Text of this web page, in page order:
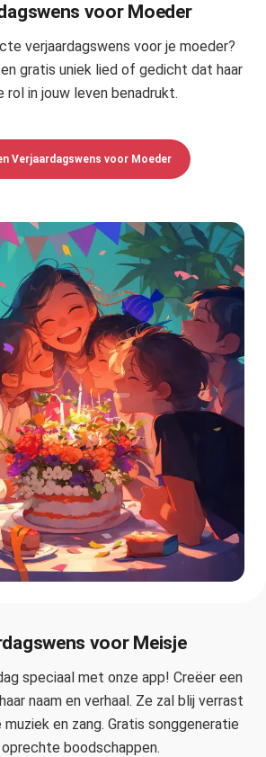
voor Moeder
verjaardagswens voor je moeder?
gratis uniek lied of gedicht dat haar
rol in jouw leven benadrukt.
Verjaardagswens voor Moeder
voor Meisje
speciaal met onze app! Creëer een
naam en verhaal. Ze zal blij verrast
en zang. Gratis songgeneratie
boodschappen.